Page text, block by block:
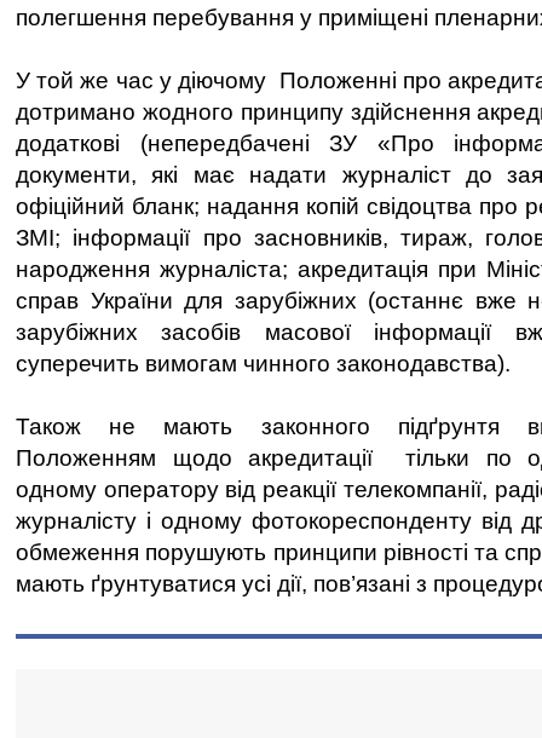
полегшення перебування у приміщені
У той же час у діючому Положенні про
дотримано жодного принципу здійснення
додаткові (непередбачені ЗУ «Про
документи, які має надати журналіст до
офіційний бланк; надання копій свідоцтва про
ЗМІ; інформації про засновників, тираж,
народження журналіста; акредитація при
справ України для зарубіжних (останнє вже
зарубіжних засобів масової інформації
суперечить вимогам чинного законодавства).
Також не мають законного підґрунтя
Положенням щодо акредитації тільки по
одному оператору від реакції телекомпанії,
журналісту і одному фотокореспонденту від
обмеження порушують принципи рівності та
мають ґрунтуватися усі дії, пов’язані з